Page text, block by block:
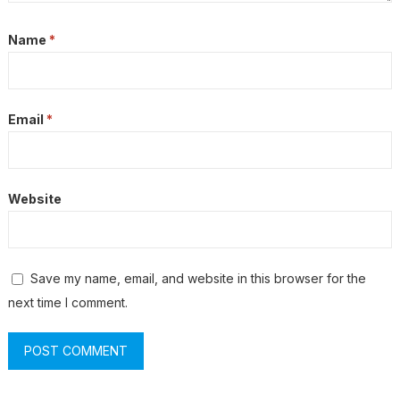
Name *
Email *
Website
Save my name, email, and website in this browser for the
next time I comment.